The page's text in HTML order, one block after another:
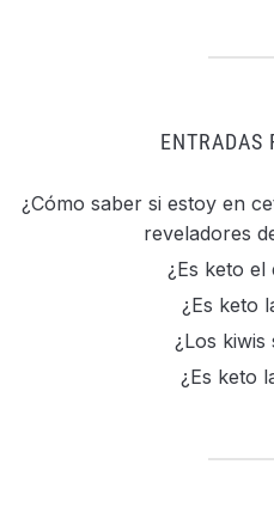
ENTRADAS
¿Cómo saber si estoy en
reveladores
¿Es keto el
¿Es keto
¿Los kiwis
¿Es keto